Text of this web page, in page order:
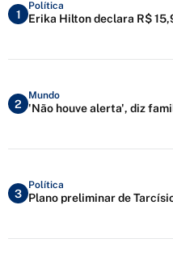
1
Política
Erika Hilton declara R$
2
Mundo
'Não houve alerta', diz
3
Política
Plano preliminar de